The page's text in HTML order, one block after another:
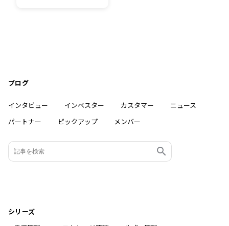
ブログ
インタビュー インベスター カスタマー
ニュース
パートナー
ピックアップ メンバー
シリーズ